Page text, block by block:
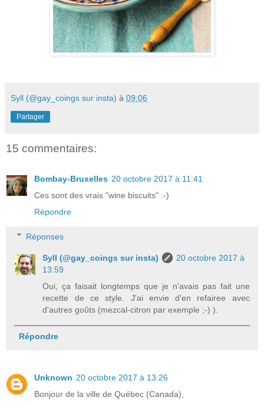
Syll (@gay_coings sur insta) à 09:06
Partager
15 commentaires:
Bombay-Bruxelles 20 octobre 2017 à 11:41
Ces sont des vrais "wine biscuits" :-)
Répondre
Réponses
Syll (@gay_coings sur insta)
20 octobre 2017 à
13:59
Oui, ça faisait longtemps que je n'avais pas fait une
recette de ce style. J'ai envie d'en refairee avec
d'autres goûts (mezcal-citron par exemple ;-) ).
Répondre
Unknown 20 octobre 2017 à 13:26
Bonjour de la ville de Québec (Canada),